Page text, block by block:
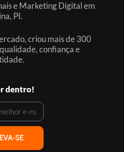
e Marketing Digital em
PI.
criou mais de 300
confiança e
dentro!
SE